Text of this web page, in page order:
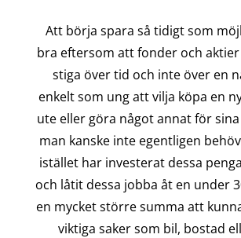
Att börja spara så tidigt som
bra eftersom att fonder och
stiga över tid och inte över en
enkelt som ung att vilja köpa en
ute eller göra något annat för
man kanske inte egentligen
istället har investerat dessa
och låtit dessa jobba åt en under
en mycket större summa att
viktiga saker som bil, bostad